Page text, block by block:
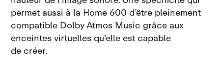
permet aussi à la Home 600 d’être pleinement
compatible Dolby Atmos Music grâce aux
enceintes virtuelles qu’elle est capable
de créer.